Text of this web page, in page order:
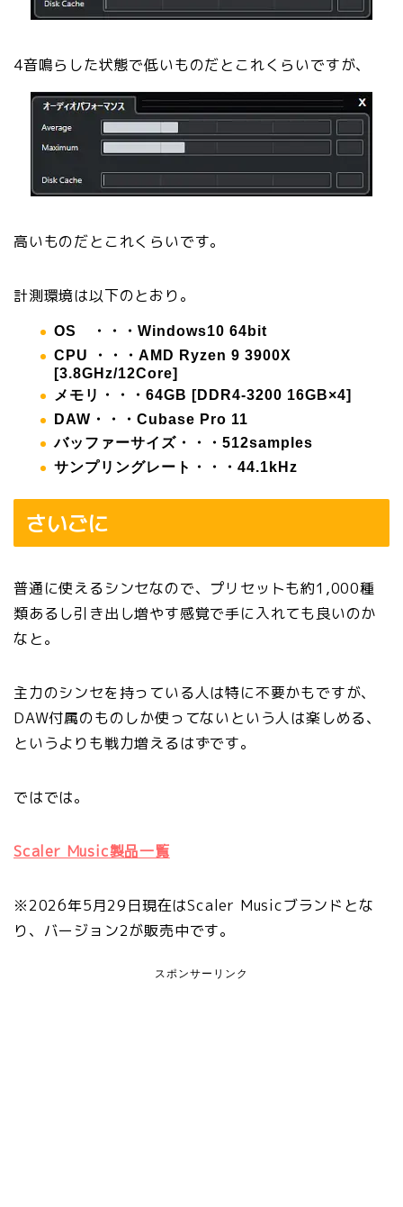
4音鳴らした状態で低いものだとこれくらいですが、
高いものだとこれくらいです。
計測環境は以下のとおり。
OS ・・・Windows10 64bit
CPU ・・・AMD Ryzen 9 3900X
[3.8GHz/12Core]
メモリ・・・64GB [DDR4-3200 16GB×4]
DAW・・・Cubase Pro 11
バッファーサイズ・・・512samples
サンプリングレート・・・44.1kHz
さいごに
普通に使えるシンセなので、プリセットも約1,000種
類あるし引き出し増やす感覚で手に入れても良いのか
なと。
主力のシンセを持っている人は特に不要かもですが、
DAW付属のものしか使ってないという人は楽しめる、
というよりも戦力増えるはずです。
ではでは。
Scaler Music製品一覧
※2026年5月29日現在はScaler Musicブランドとな
り、バージョン2が販売中です。
スポンサーリンク